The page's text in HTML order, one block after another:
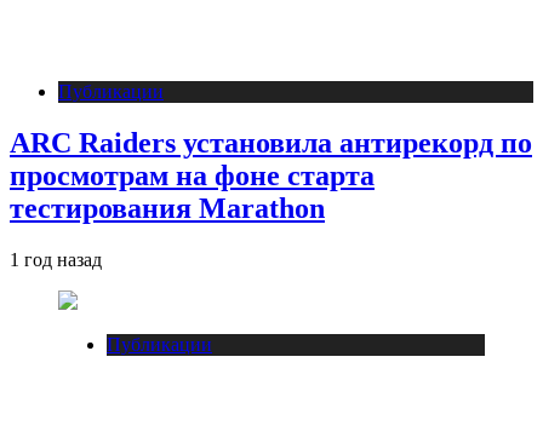
Публикации
ARC Raiders установила антирекорд по
просмотрам на фоне старта
тестирования Marathon
1 год назад
Публикации